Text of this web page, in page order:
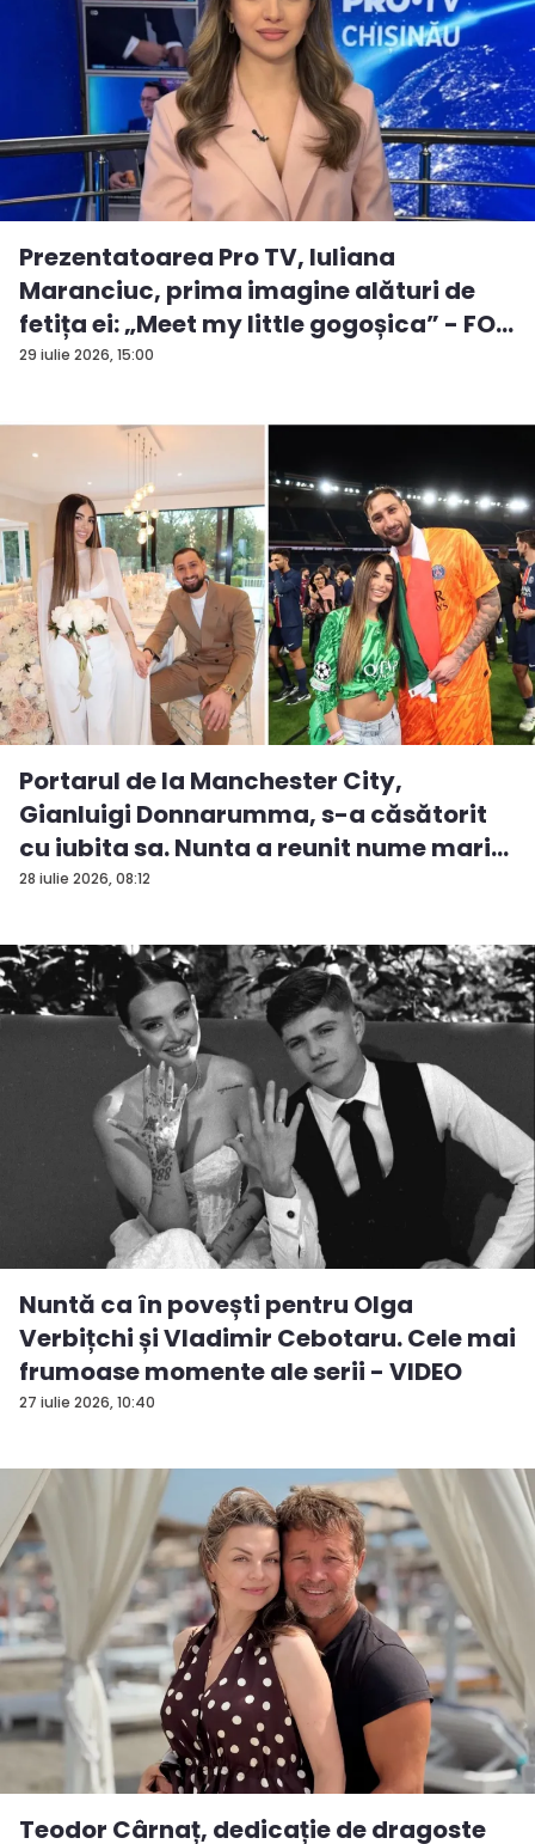
29 iulie 2026, 15:00
Prezentatoarea Pro TV, Iuliana
Maranciuc, prima imagine alături de
fetița ei: „Meet my little gogoșica” - FO...
28 iulie 2026, 08:12
Portarul de la Manchester City,
Gianluigi Donnarumma, s-a căsătorit
cu iubita sa. Nunta a reunit nume mari...
27 iulie 2026, 10:40
Nuntă ca în povești pentru Olga
Verbițchi și Vladimir Cebotaru. Cele mai
frumoase momente ale serii - VIDEO
Teodor Cârnaț, dedicație de dragoste